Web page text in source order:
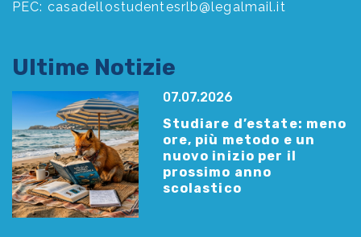
PEC: casadellostudentesrlb@legalmail.it
Ultime Notizie
07.07.2026
Studiare d’estate: meno
ore, più metodo e un
nuovo inizio per il
prossimo anno
scolastico